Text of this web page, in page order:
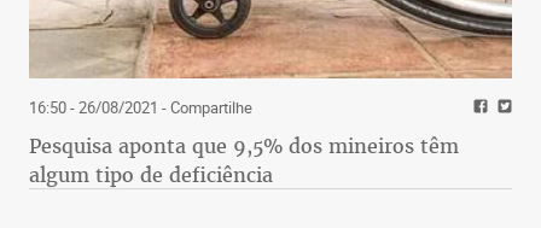
16:50 - 26/08/2021 - Compartilhe
Pesquisa aponta que 9,5% dos mineiros têm
algum tipo de deficiência